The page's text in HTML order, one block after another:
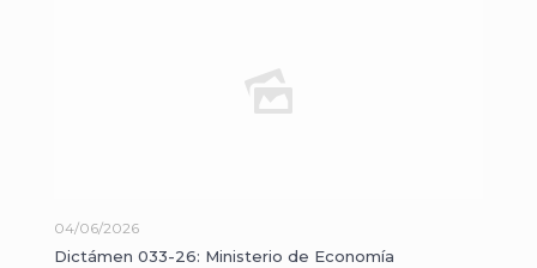
04/06/2026
Dictámen 033-26: Ministerio de Economía